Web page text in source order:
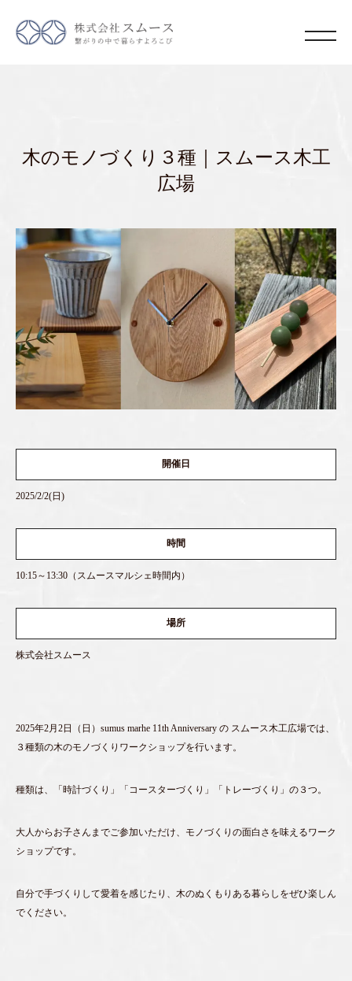
木のモノづくり３種｜スムース木工
広場
開催日
2025/2/2(日)
時間
10:15～13:30（スムースマルシェ時間内）
場所
株式会社スムース
2025年2月2日（日）sumus marhe 11th Anniversary の スムース木工広場では、
３種類の木のモノづくりワークショップを行います。
種類は、「時計づくり」「コースターづくり」「トレーづくり」の３つ。
大人からお子さんまでご参加いただけ、モノづくりの面白さを味えるワーク
ショップです。
自分で手づくりして愛着を感じたり、木のぬくもりある暮らしをぜひ楽しん
でください。